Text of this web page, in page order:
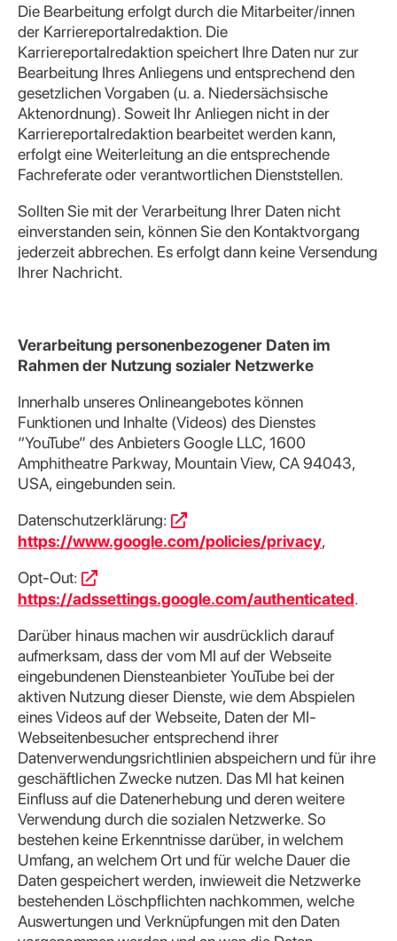
Die Bearbeitung erfolgt durch die Mitarbeiter/innen
der Karriereportalredaktion. Die
Karriereportalredaktion speichert Ihre Daten nur zur
Bearbeitung Ihres Anliegens und entsprechend den
gesetzlichen Vorgaben (u. a. Niedersächsische
Aktenordnung). Soweit Ihr Anliegen nicht in der
Karriereportalredaktion bearbeitet werden kann,
erfolgt eine Weiterleitung an die entsprechende
Fachreferate oder verantwortlichen Dienststellen.
Sollten Sie mit der Verarbeitung Ihrer Daten nicht
einverstanden sein, können Sie den Kontaktvorgang
jederzeit abbrechen. Es erfolgt dann keine Versendung
Ihrer Nachricht.
Verarbeitung personenbezogener Daten im
Rahmen der Nutzung sozialer Netzwerke
Innerhalb unseres Onlineangebotes können
Funktionen und Inhalte (Videos) des Dienstes
“YouTube” des Anbieters Google LLC, 1600
Amphitheatre Parkway, Mountain View, CA 94043,
USA, eingebunden sein.
Datenschutzerklärung:
https://www.google.com/policies/privacy,
Opt-Out:
https://adssettings.google.com/authenticated.
Darüber hinaus machen wir ausdrücklich darauf
aufmerksam, dass der vom MI auf der Webseite
eingebundenen Diensteanbieter YouTube bei der
aktiven Nutzung dieser Dienste, wie dem Abspielen
eines Videos auf der Webseite, Daten der MI-
Webseitenbesucher entsprechend ihrer
Datenverwendungsrichtlinien abspeichern und für ihre
geschäftlichen Zwecke nutzen. Das MI hat keinen
Einfluss auf die Datenerhebung und deren weitere
Verwendung durch die sozialen Netzwerke. So
bestehen keine Erkenntnisse darüber, in welchem
Umfang, an welchem Ort und für welche Dauer die
Daten gespeichert werden, inwieweit die Netzwerke
bestehenden Löschpflichten nachkommen, welche
Auswertungen und Verknüpfungen mit den Daten